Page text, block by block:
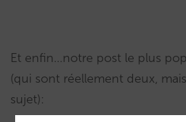
Et enfin…notre post le plus
(qui sont réellement deux,
sujet):